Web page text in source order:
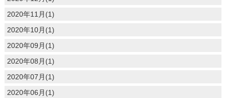
2020年11月(1)
2020年10月(1)
2020年09月(1)
2020年08月(1)
2020年07月(1)
2020年06月(1)